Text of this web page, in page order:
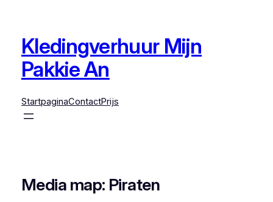
Kledingverhuur Mijn
Pakkie An
StartpaginaContactPrijs
Media map: Piraten